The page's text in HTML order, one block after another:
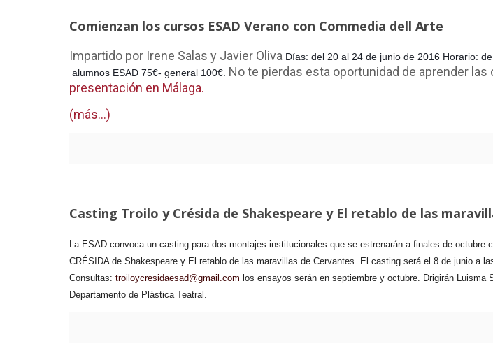
Comienzan los cursos ESAD Verano con Commedia dell Arte
Impartido por Irene Salas y Javier Oliva Días: del 20 al 24 de junio de 2016 Horario:
alumnos ESAD 75€- general 100€. No te pierdas esta oportunidad de aprender
presentación en Málaga.
(más…)
Casting Troilo y Crésida de Shakespeare y El retablo de las
La ESAD convoca un casting para dos montajes institucionales que se estrenarán a finales de
CRÉSIDA de Shakespeare y El retablo de las maravillas de Cervantes. El casting será el 8 de junio a
Consultas: troiloycresidaesad@gmail.com los ensayos serán en septiembre y octubre. Drigirán
Departamento de Plástica Teatral.